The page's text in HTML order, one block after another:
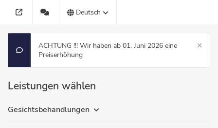
Deutsch
ACHTUNG !!! Wir haben ab 01. Juni 2026 eine
Preiserhöhung
Leistungen wählen
Gesichtsbehandlungen